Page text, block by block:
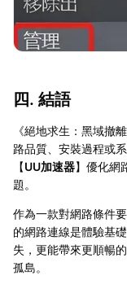
四. 結語
《絕地求生：黑域撤
路品質、安裝過程或
【UU加速器】優化網
題。
作為一款對網路條件
的網路連線是體驗基
失，更能帶來更順暢
孤島。